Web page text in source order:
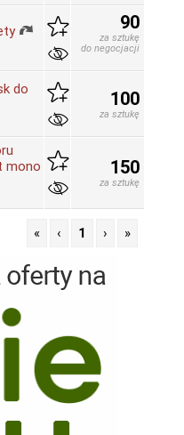
90
za sztukę
do negocjacji
do
100
za sztukę
mono
150
za sztukę
« ‹ 1 › »